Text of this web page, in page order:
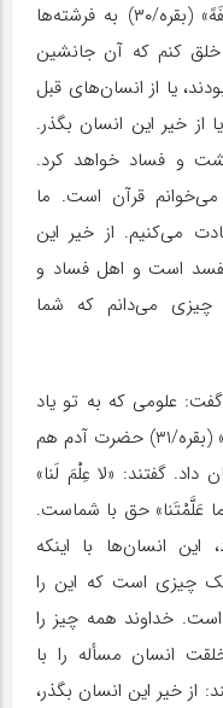
کاری بکنم. «إِنِّی جاعِلٌ‏ فِی الْأَرْضِ خَلِیفَهً» (بقره/۳۰) به فرشته‌ها
کنم که آن جانشین
یا از انسان‌های قبل
از خیر این انسان بگذر.
و فساد خواهد کرد.
قرآن است. ما
می‌کنیم. از خیر این
است و اهل فساد و
می‌دانم که شما
علومی که به تو یاد
دادم به فرشته‌ها نشان بده. «ثُمَّ عَرَضَهُمْ» (بقره/۳۱) حضرت آدم هم
گفتند: «لا عِلْمَ لَنا»
ما عَلَّمْتَنا» حق با شماست.
انسان‌ها با اینکه
چیزی است که این را
خداوند همه چیز را
انسان مسأله را با
از خیر این انسان بگذر،